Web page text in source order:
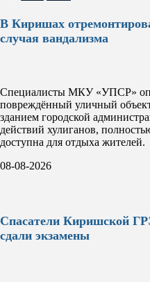
В Киришах
случая вандализма
Специалисты МКУ «УПСР»
повреждённый уличный
зданием городской
действий хулиганов,
доступна для отдыха жителей.
08-08-2026
Спасатели Киришской
сдали экзамены